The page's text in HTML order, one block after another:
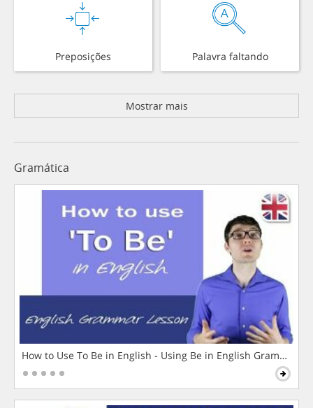
Preposições Palavra faltando
Mostrar mais
Gramática
How to Use To Be in English - Using Be in English Grammar